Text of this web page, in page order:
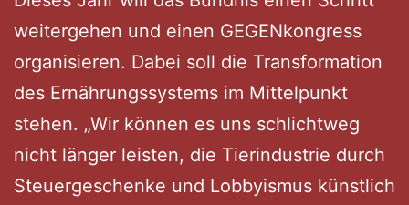
weitergehen und einen GEGENkongress
organisieren. Dabei soll die Transformation
des Ernährungssystems im Mittelpunkt
stehen. „Wir können es uns schlichtweg
nicht länger leisten, die Tierindustrie durch
Steuergeschenke und Lobbyismus künstlich